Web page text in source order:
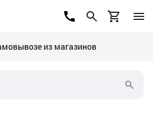
из магазинов